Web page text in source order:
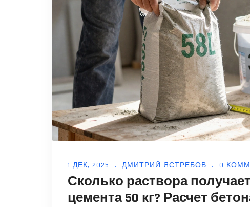
1 ДЕК, 2025 ДМИТРИЙ ЯСТРЕБОВ 0
Сколько раствора
цемента 50 кг? Расчет